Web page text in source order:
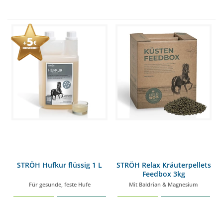
STRÖH Hufkur flüssig 1 L
Für gesunde, feste Hufe
STRÖH Relax Kräuterpellets
Feedbox 3kg
Mit Baldrian & Magnesium